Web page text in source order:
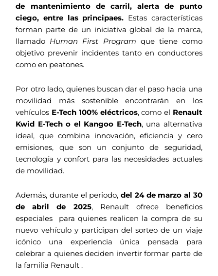
de mantenimiento de carril, alerta de punto
ciego, entre las principaes. Estas características
forman parte de un iniciativa global de la marca,
llamado Human First Program que tiene como
objetivo prevenir incidentes tanto en conductores
como en peatones.
Por otro lado, quienes buscan dar el paso hacia una
movilidad más sostenible encontrarán en los
vehículos E-Tech 100% eléctricos, como el Renault
Kwid E-Tech o el Kangoo E-Tech, una alternativa
ideal, que combina innovación, eficiencia y cero
emisiones, que son un conjunto de seguridad,
tecnología y confort para las necesidades actuales
de movilidad.
Además, durante el periodo,del 24 de marzo al 30
de abril de 2025, Renault ofrece beneficios
especiales para quienes realicen la compra de su
nuevo vehículo y participan del sorteo de un viaje
icónico una experiencia única pensada para
celebrar a quienes deciden invertir formar parte de
la familia Renault .